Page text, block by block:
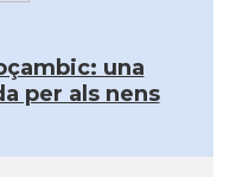
una
per als nens